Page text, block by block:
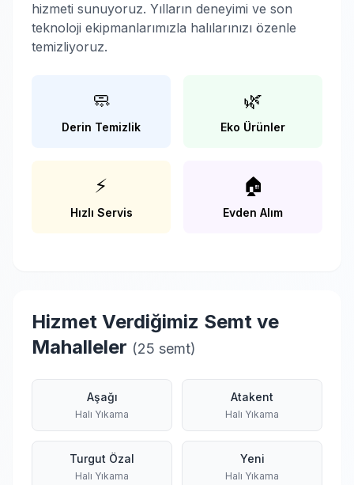
hizmeti sunuyoruz. Yılların deneyimi ve son
teknoloji ekipmanlarımızla halılarınızı özenle
temizliyoruz.
🧼
Derin Temizlik
🌿
Eko Ürünler
⚡
Hızlı Servis
🏠
Evden Alım
Hizmet Verdiğimiz Semt ve
Mahalleler (25 semt)
Aşağı
Halı Yıkama
Atakent
Halı Yıkama
Turgut Özal
Halı Yıkama
Yeni
Halı Yıkama